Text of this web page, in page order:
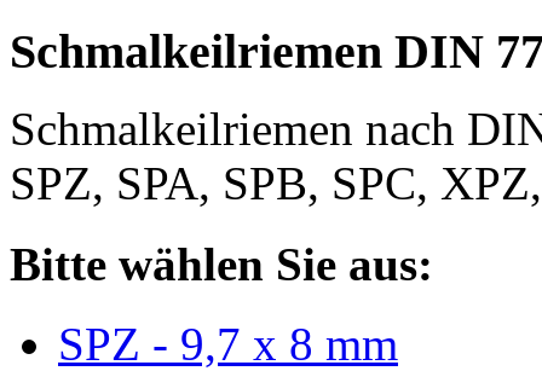
Schmalkeilriemen DIN
Schmalkeilriemen nach
SPZ, SPA, SPB, SPC,
Bitte wählen Sie aus:
SPZ - 9,7 x 8 mm